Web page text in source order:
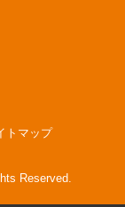
トマップ
Reserved.